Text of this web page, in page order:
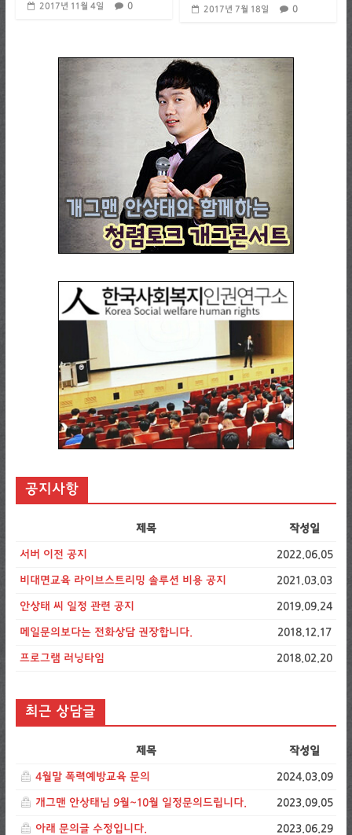
2017년 11월 4일 0 2017년 7월 18일 0
공지사항
제목 작성일
서버 이전 공지 2022.06.05
비대면교육 라이브스트리밍 솔루션 비용 공지 2021.03.03
안상태 씨 일정 관련 공지 2019.09.24
메일문의보다는 전화상담 권장합니다. 2018.12.17
프로그램 러닝타임 2018.02.20
최근 상담글
제목 작성일
4월말 폭력예방교육 문의 2024.03.09
개그맨 안상태님 9월~10월 일정문의드립니다. 2023.09.05
아래 문의글 수정입니다. 2023.06.29